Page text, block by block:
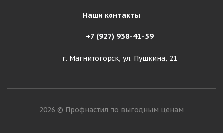
Наши контакты
+7 (927) 938-41-59
г. Магнитогорск, ул. Пушкина, 21
2026 © Профнастил по выгодным ценам